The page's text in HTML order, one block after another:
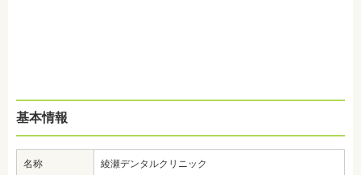
基本情報
名称 綾瀬デンタルクリニック